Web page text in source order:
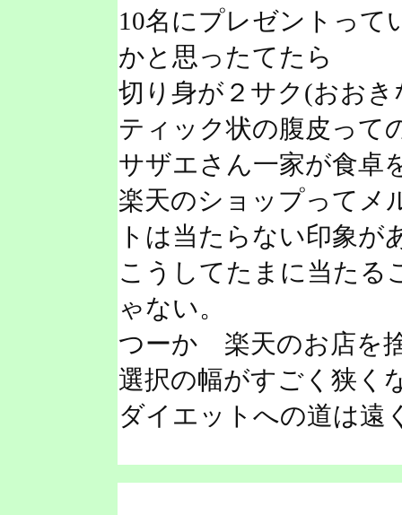
10名にプレゼントって
かと思ったてたら
切り身が２サク(おお
ティック状の腹皮って
サザエさん一家が食卓
楽天のショップってメ
トは当たらない印象が
こうしてたまに当たる
ゃない。
つーか 楽天のお店を
選択の幅がすごく狭く
ダイエットへの道は遠